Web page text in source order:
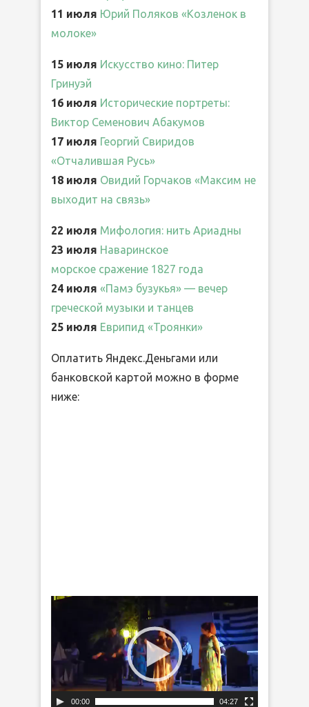
11 июля Юрий Поляков «Козленок в
молоке»
15 июля Искусство кино: Питер
Гринуэй
16 июля Исторические портреты:
Виктор Семенович Абакумов
17 июля Георгий Свиридов
«Отчалившая Русь»
18 июля Овидий Горчаков «Максим не
выходит на связь»
22 июля Мифология: нить Ариадны
23 июля Наваринское
морское сражение 1827 года
24 июля «Памэ бузукья» — вечер
греческой музыки и танцев
25 июля Еврипид «Троянки»
Оплатить Яндекс.Деньгами или
банковской картой можно в форме
ниже:
00:00 04:27